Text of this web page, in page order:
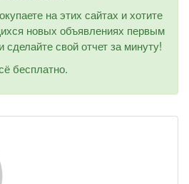
на этих сайтах и хотите
новых объявлениях первым
и сделайте свой отчет за минуту!
бесплатно.